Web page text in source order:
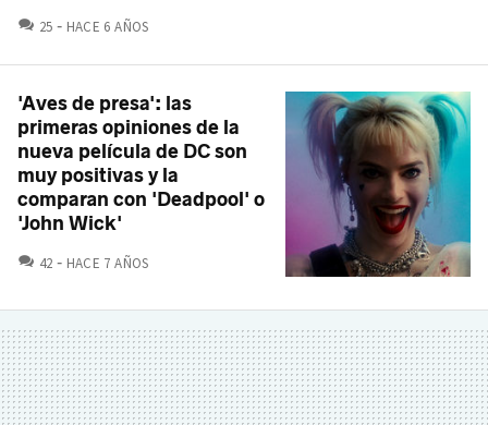
25 COMENTARIOS
HACE 6 AÑOS
'Aves de presa': las
primeras opiniones de la
nueva película de DC son
muy positivas y la
comparan con 'Deadpool' o
'John Wick'
42 COMENTARIOS
HACE 7 AÑOS